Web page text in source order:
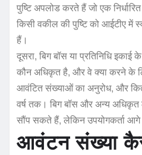
पुष्टि अपलोड करते हैं जो एक
किसी वकील की पुष्टि को आईटीए में
हैं।
दूसरा, बिग बॉस या प्रतिनिधि इकाई
कौन अधिकृत है, और वे क्या करने के
आवंटित संख्याओं का अनुरोध, और
वर्ष तक। बिग बॉस और अन्य अधिकृत
सौंप सकते हैं, लेकिन उपयोगकर्ता
आवंटन संख्या